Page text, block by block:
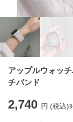
アップルウォッ
チバンド
2,740 円 (税込)